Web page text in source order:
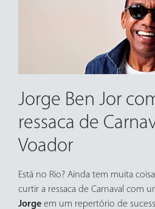
Jorge Ben Jor
ressaca de
Voador
Está no Rio? Ainda tem muita
curtir a ressaca de Carnaval com
Jorge em um repertório de